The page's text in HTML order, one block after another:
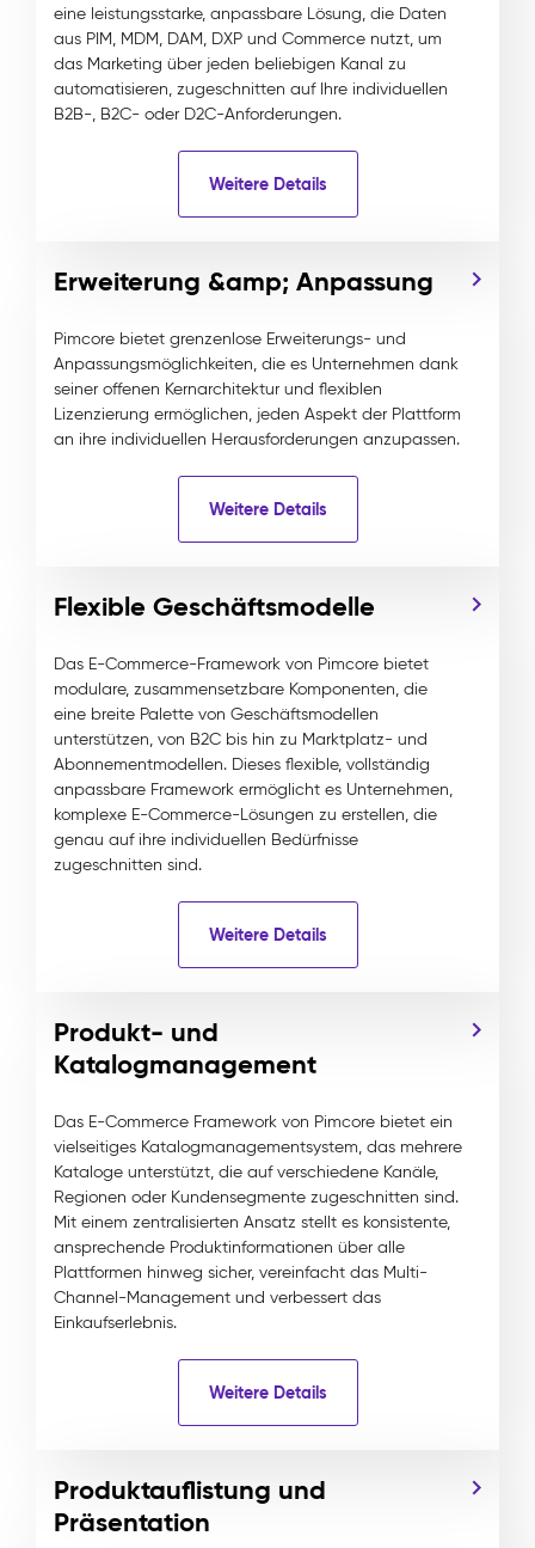
eine leistungsstarke, anpassbare Lösung, die Daten
aus PIM, MDM, DAM, DXP und Commerce nutzt, um
das Marketing über jeden beliebigen Kanal zu
automatisieren, zugeschnitten auf Ihre individuellen
B2B-, B2C- oder D2C-Anforderungen.
Weitere Details
Erweiterung &amp; Anpassung
Pimcore bietet grenzenlose Erweiterungs- und
Anpassungsmöglichkeiten, die es Unternehmen dank
seiner offenen Kernarchitektur und flexiblen
Lizenzierung ermöglichen, jeden Aspekt der Plattform
an ihre individuellen Herausforderungen anzupassen.
Weitere Details
Flexible Geschäftsmodelle
Das E-Commerce-Framework von Pimcore bietet
modulare, zusammensetzbare Komponenten, die
eine breite Palette von Geschäftsmodellen
unterstützen, von B2C bis hin zu Marktplatz- und
Abonnementmodellen. Dieses flexible, vollständig
anpassbare Framework ermöglicht es Unternehmen,
komplexe E-Commerce-Lösungen zu erstellen, die
genau auf ihre individuellen Bedürfnisse
zugeschnitten sind.
Weitere Details
Produkt- und
Katalogmanagement
Das E-Commerce Framework von Pimcore bietet ein
vielseitiges Katalogmanagementsystem, das mehrere
Kataloge unterstützt, die auf verschiedene Kanäle,
Regionen oder Kundensegmente zugeschnitten sind.
Mit einem zentralisierten Ansatz stellt es konsistente,
ansprechende Produktinformationen über alle
Plattformen hinweg sicher, vereinfacht das Multi-
Channel-Management und verbessert das
Einkaufserlebnis.
Weitere Details
Produktauflistung und
Präsentation